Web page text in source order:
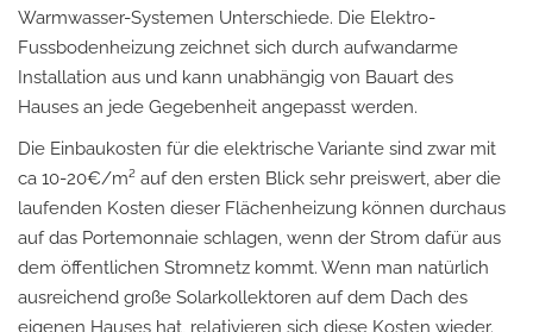
Warmwasser-Systemen Unterschiede. Die Elektro-
Fussbodenheizung zeichnet sich durch aufwandarme
Installation aus und kann unabhängig von Bauart des
Hauses an jede Gegebenheit angepasst werden.
Die Einbaukosten für die elektrische Variante sind zwar mit
ca 10-20€/m² auf den ersten Blick sehr preiswert, aber die
laufenden Kosten dieser Flächenheizung können durchaus
auf das Portemonnaie schlagen, wenn der Strom dafür aus
dem öffentlichen Stromnetz kommt. Wenn man natürlich
ausreichend große Solarkollektoren auf dem Dach des
eigenen Hauses hat, relativieren sich diese Kosten wieder.